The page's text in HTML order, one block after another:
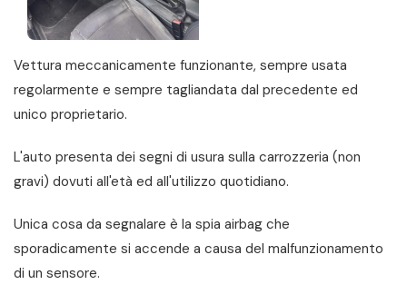
Vettura meccanicamente funzionante, sempre usata
regolarmente e sempre tagliandata dal precedente ed
unico proprietario.
L'auto presenta dei segni di usura sulla carrozzeria (non
gravi) dovuti all'età ed all'utilizzo quotidiano.
Unica cosa da segnalare è la spia airbag che
sporadicamente si accende a causa del malfunzionamento
di un sensore.